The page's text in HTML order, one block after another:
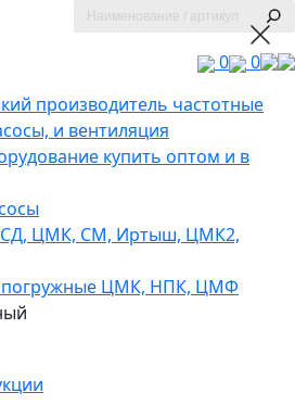
0
0
производитель частотные
и вентиляция
купить оптом и в
СД, ЦМК, СМ, Иртыш, ЦМК2,
погружные ЦМК, НПК, ЦМФ